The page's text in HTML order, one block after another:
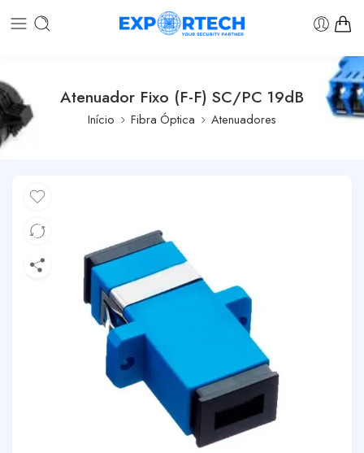
Atenuador Fixo (F-F) SC/PC 19dB
Início Fibra Óptica Atenuadores